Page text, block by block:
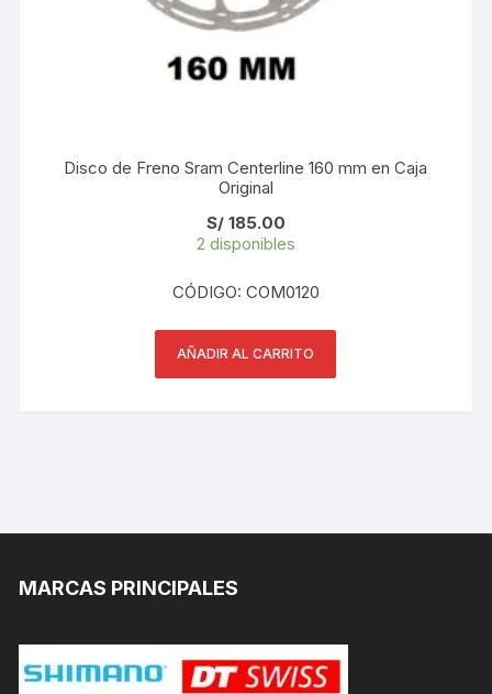
Disco de Freno Sram Centerline 160 mm en Caja
Original
S/185.00
2 disponibles
CÓDIGO: COM0120
AÑADIR AL CARRITO
MARCAS PRINCIPALES